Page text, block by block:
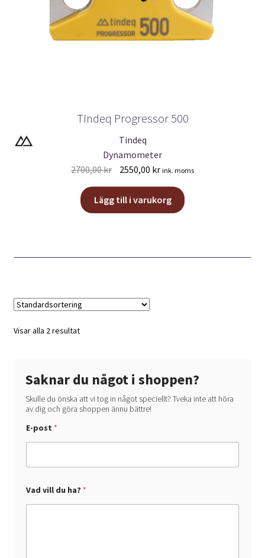
Tindeq Progressor 500
Tindeq
Dynamometer
2700,00kr
Det
ursprungliga
priset
var:
2550,00 krDet
nuvarande
priset
är:
ink. moms
Lägg till i varukorg
Visar alla 2 resultat
Saknar du något i shoppen?
Skulle du önska att vi tog in något speciellt? Tveka inte att höra
av dig och göra shoppen ännu bättre!
E-post *
V
Vad vill du ha? *